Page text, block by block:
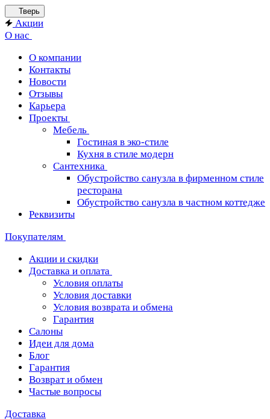
Тверь
Акции
О нас
О компании
Контакты
Новости
Отзывы
Карьера
Проекты
Мебель
Гостиная в эко-стиле
Кухня в стиле модерн
Сантехника
Обустройство санузла в фирменном стиле
ресторана
Обустройство санузла в частном коттедже
Реквизиты
Покупателям
Акции и скидки
Доставка и оплата
Условия оплаты
Условия доставки
Условия возврата и обмена
Гарантия
Салоны
Идеи для дома
Блог
Гарантия
Возврат и обмен
Частые вопросы
Доставка